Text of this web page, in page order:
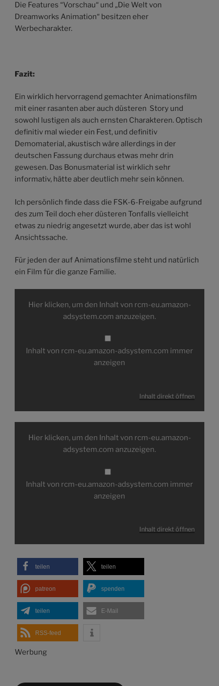
Die Features “Vorschau“ und „Die Welt von
Dreamworks Animation“ besitzen eher
Werbecharakter.
Fazit:
Ein wirklich hervorragend gemachter Animationsfilm
mit einer rasanten aber auch düsteren Story und
sowohl lustigen als auch ernsten Charakteren. Optisch
definitiv mal wieder ein Fest, und definitiv
Demomaterial, akustisch wäre allerdings in der
deutschen Fassung durchaus etwas mehr drin
gewesen. Das Bonusmaterial ist wirklich sehr
informativ, hätte aber deutlich mehr sein können.
Ich persönlich finde dass die FSK-6-Freigabe aufgrund
des zum Teil doch eher düsteren Tonfalls vielleicht
etwas zu niedrig angesetzt wurde, aber das ist wohl
Ansichtssache.
Für jeden der auf Animationsfilme steht und natürlich
ein Film für die ganze Familie.
Inhalt
rcm-Hier klicken, um den Inhalt von rcm-eu.amazon-
adsystem.com anzuzeigen.
Inhalt von rcm-eu.amazon-adsystem.com immer
anzeigen
Inhalt direkt öffnen
Inhalt
rcm-Hier klicken, um den Inhalt von rcm-eu.amazon-
adsystem.com anzuzeigen.
Inhalt von rcm-eu.amazon-adsystem.com immer
anzeigen
Inhalt direkt öffnen
teilen teilen
patreon spenden
teilen E-Mail
RSS-feed
Werbung